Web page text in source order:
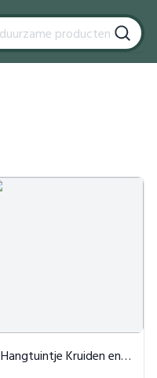
Hangtuintje Kruiden en Bloemen